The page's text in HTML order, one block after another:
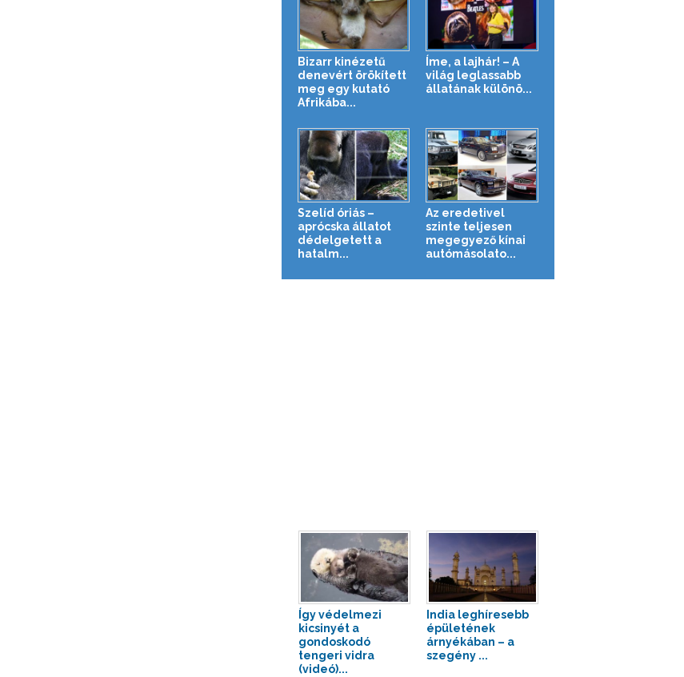
Bizarr kinézetű
denevért örökített
meg egy kutató
Afrikába...
Íme, a lajhár! – A
világ leglassabb
állatának különö...
Szelíd óriás –
aprócska állatot
dédelgetett a
hatalm...
Az eredetivel
szinte teljesen
megegyező kínai
autómásolato...
Így védelmezi
kicsinyét a
gondoskodó
tengeri vidra
(videó)...
India leghíresebb
épületének
árnyékában – a
szegény ...